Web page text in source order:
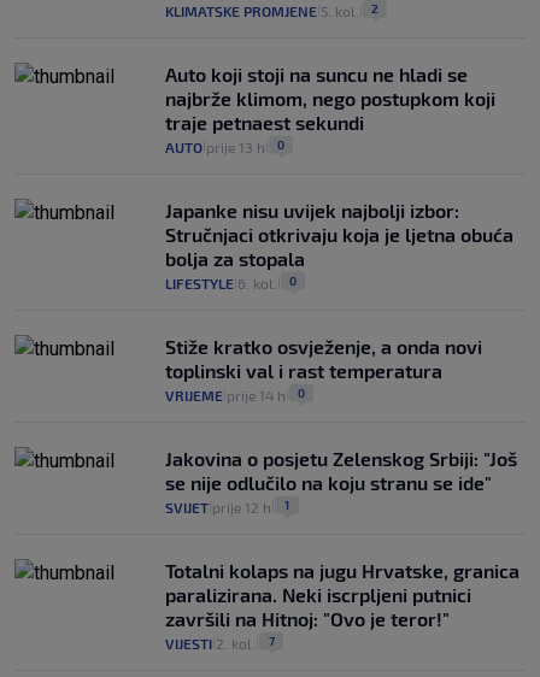
KLIMATSKE PROMJENE 5. kol. 2
Auto koji stoji na suncu ne hladi se
najbrže klimom, nego postupkom koji
traje petnaest sekundi
AUTO prije 13 h 0
Japanke nisu uvijek najbolji izbor:
Stručnjaci otkrivaju koja je ljetna obuća
bolja za stopala
LIFESTYLE 6. kol. 0
Stiže kratko osvježenje, a onda novi
toplinski val i rast temperatura
VRIJEME prije 14 h 0
Jakovina o posjetu Zelenskog Srbiji: "Još
se nije odlučilo na koju stranu se ide"
SVIJET prije 12 h 1
Totalni kolaps na jugu Hrvatske, granica
paralizirana. Neki iscrpljeni putnici
završili na Hitnoj: "Ovo je teror!"
VIJESTI 2. kol. 7